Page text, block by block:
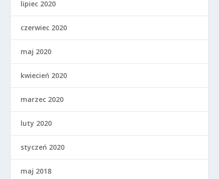
lipiec 2020
czerwiec 2020
maj 2020
kwiecień 2020
marzec 2020
luty 2020
styczeń 2020
maj 2018